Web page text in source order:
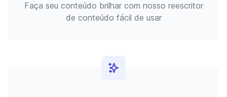
Faça seu conteúdo brilhar com nosso reescritor
de conteúdo fácil de usar